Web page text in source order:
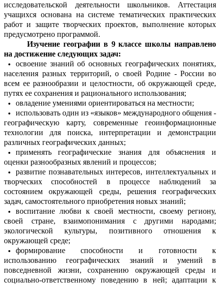
исследовательской деятельности школьников. Аттестация
учащихся основана на системе тематических практических
работ и защите творческих проектов, выполнение которых
предусмотрено программой.
Изучение географии в 9 классе школы направлено
на достижение следующих задач:
освоение знаний об основных географических понятиях,
населения разных территорий, о своей Родине - России во
всем ее разнообразии и целостности, об окружающей среде,
путях ее сохранения и рационального использования;
овладение умениями ориентироваться на местности;
использовать один из «языков» международного общения -
географическую карту, современные геоинформационные
технологии для поиска, интерпретации и демонстрации
различных географических данных;
применять географические знания для объяснения и
оценки разнообразных явлений и процессов;
развитие познавательных интересов, интеллектуальных и
творческих способностей в процессе наблюдений за
состоянием окружающей среды, решения географических
задач, самостоятельного приобретения новых знаний;
воспитание любви к своей местности, своему региону,
своей стране, взаимопонимания с другими народами;
экологической культуры, позитивного отношения к
окружающей среде;
формирование способности и готовности к
использованию географических знаний и умений в
повседневной жизни, сохранению окружающей среды и
социально-ответственному поведению в ней; адаптации к